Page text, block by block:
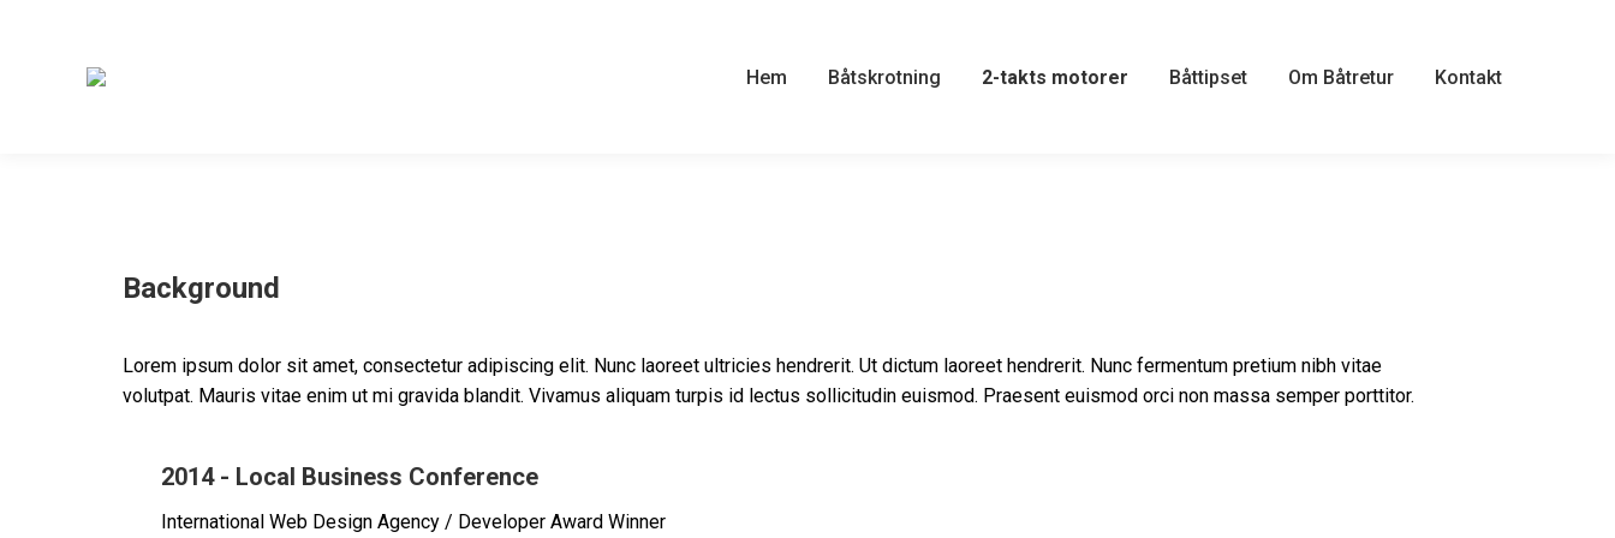
Hem Båtskrotning 2-takts motorer Båttipset Om Båtretur Kontakt
Background
Lorem ipsum dolor sit amet, consectetur adipiscing elit. Nunc laoreet ultricies hendrerit. Ut dictum laoreet hendrerit. Nunc fermentum pretium nibh vitae
volutpat. Mauris vitae enim ut mi gravida blandit. Vivamus aliquam turpis id lectus sollicitudin euismod. Praesent euismod orci non massa semper porttitor.
2014 - Local Business Conference
International Web Design Agency / Developer Award Winner